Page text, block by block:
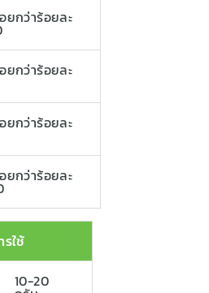
ยกว่าร้อยละ
ยกว่าร้อยละ
ยกว่าร้อยละ
ยกว่าร้อยละ
ใช้
10-20